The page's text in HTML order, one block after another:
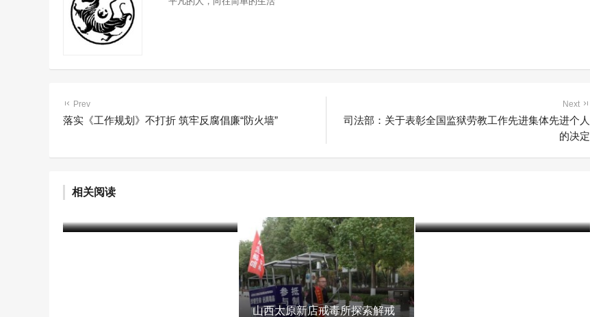
Prev
落实《工作规划》不打折 筑牢反腐倡廉“防火墙”
Next
司法部：关于表彰全国监狱劳教工作先进集体先进个人
的决定
相关阅读
成功开起网店
山西太原新店戒毒所探索解戒